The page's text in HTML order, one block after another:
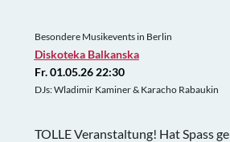
Besondere Musikevents in Berlin
Diskoteka Balkanska
Fr. 01.05.26 22:30
DJs: Wladimir Kaminer & Karacho Rabaukin
TOLLE Veranstaltung! Hat Spass